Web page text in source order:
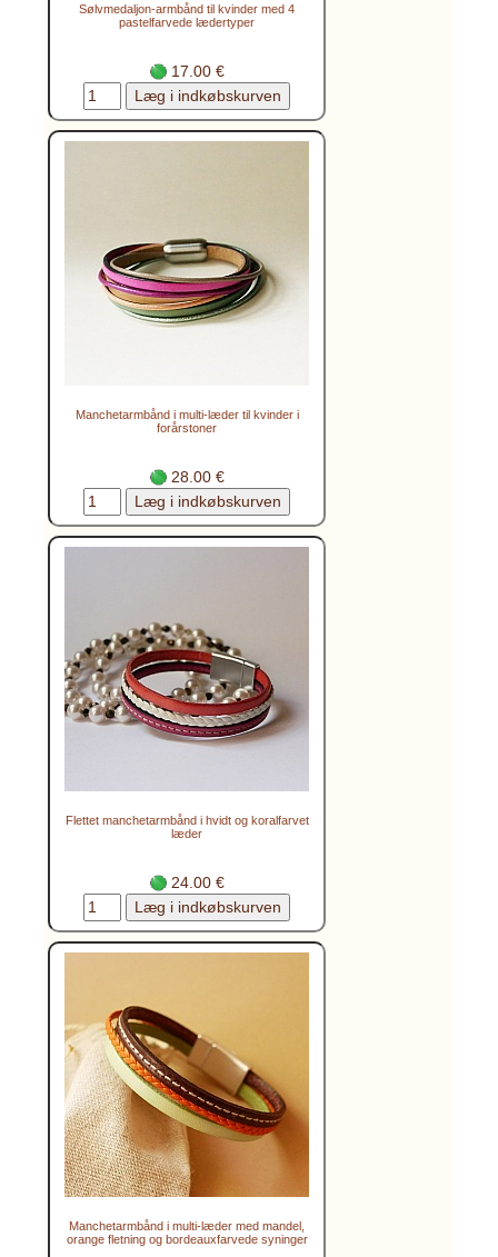
Sølvmedaljon-armbånd til kvinder med 4
pastelfarvede lædertyper
17.00 €
Manchetarmbånd i multi-læder til kvinder i
forårstoner
28.00 €
Flettet manchetarmbånd i hvidt og koralfarvet
læder
24.00 €
Manchetarmbånd i multi-læder med mandel,
orange fletning og bordeauxfarvede syninger